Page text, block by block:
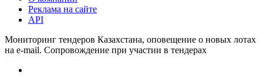
Реклама на сайте
API
Мониторинг тендеров Казахстана, оповещение о новых лотах
на e-mail. Сопровождение при участии в тендерах